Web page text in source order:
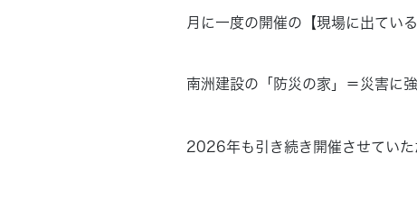
月に一度の開催の【現場に出てい
南洲建設の「防災の家」＝災害に強
2026年も引き続き開催させていた